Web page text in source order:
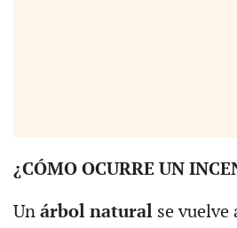
¿CÓMO OCURRE UN
Un árbol naturalse vuelve